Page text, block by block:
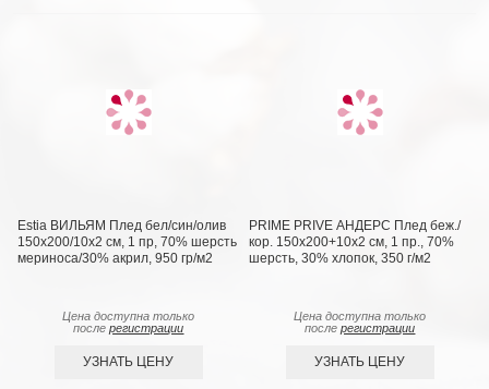
Estia ВИЛЬЯМ Плед бел/син/олив
150х200/10х2 см, 1 пр, 70% шерсть
мериноса/30% акрил, 950 гр/м2
Цена доступна только
послерегистрации
УЗНАТЬ ЦЕНУ
PRIME PRIVE АНДЕРС Плед беж./
кор. 150х200+10х2 см, 1 пр., 70%
шерсть, 30% хлопок, 350 г/м2
Цена доступна только
послерегистрации
УЗНАТЬ ЦЕНУ